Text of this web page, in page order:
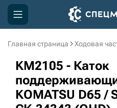
Главная страница Ходовая
KM2105 - Каток
KOMATSU D65 /
Компания
Акции
Доставка и оплата